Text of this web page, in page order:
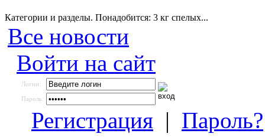
Категории и разделы. Понадобится: 3 кг спелых...
Все новости
Войти на сайт
Логин:
Пароль:
Регистрация | Пароль?